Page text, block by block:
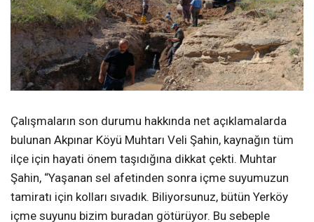
Çalışmaların son durumu hakkında net açıklamalarda
bulunan Akpınar Köyü Muhtarı Veli Şahin, kaynağın tüm
ilçe için hayati önem taşıdığına dikkat çekti. Muhtar
Şahin, “Yaşanan sel afetinden sonra içme suyumuzun
tamiratı için kolları sıvadık. Biliyorsunuz, bütün Yerköy
içme suyunu bizim buradan götürüyor. Bu sebeple